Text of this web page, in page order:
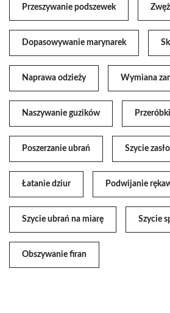
Przeszywanie podszewek
Dopasowywanie marynarek
Naprawa odzieży Wymiana
Naszywanie guzików
Poszerzanie ubrań Szycie
Łatanie dziur Podwijanie
Szycie ubrań na miarę Szycie
Obszywanie firan